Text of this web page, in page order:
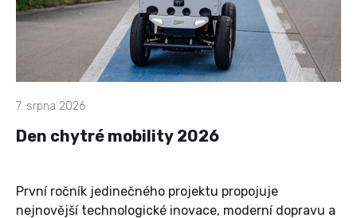
7. srpna 2026
Den chytré mobility 2026
První ročník jedinečného projektu propojuje
nejnovější technologické inovace, moderní dopravu a